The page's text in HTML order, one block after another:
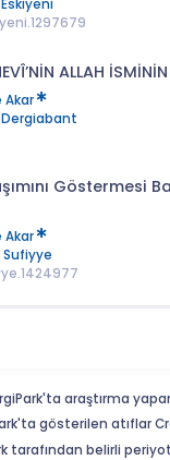
Eskiyeni
ALLAH
Akar
Dergiabant
Göstermesi
Akar
Sufiyye
araştırma
gösterilen atıflar
tarafından belirli